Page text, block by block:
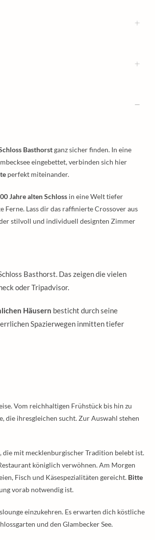
Basthorstganz sicher finden. In eine
eingebettet, verbinden sich hier
perfekt miteinander.
Jahre alten Schloss in eine Welt tiefer
Ferne. Lass dir das raffinierte Crossover aus
stilvoll und individuell designten Zimmer
Basthorst. Das zeigen die vielen
oder Tripadvisor.
Häusern besticht durch seine
Spazierwegen inmitten tiefer
Vom reichhaltigen Frühstück bis hin zu
die ihresgleichen sucht. Zur Auswahl stehen
die mit mecklenburgischer Tradition belebt ist.
königlich verwöhnen. Am Morgen
Fisch und Käsespezialitäten gereicht. Bitte
vorab notwendig ist.
einzukehren. Es erwarten dich köstliche
und den Glambecker See.